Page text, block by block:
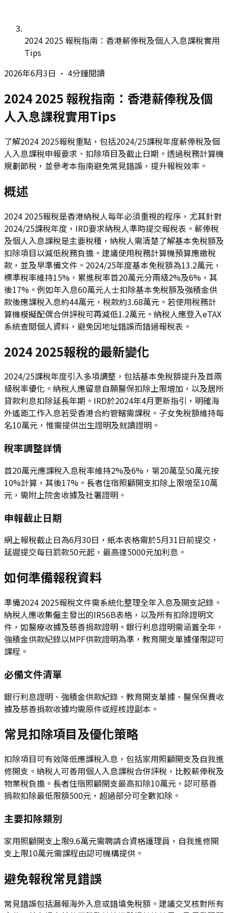
2024 2025 報稅指南：香港薪俸稅及個人入息課稅實用
Tips
2026年6月3日 • 4分鐘閱讀
2024 2025 報稅指南：香港薪俸稅及個
人入息課稅實用Tips
了解2024 2025報稅重點，包括2024/25課稅年度薪俸稅及個
人入息課稅申報要求、扣除項目及截止日期。透過稅務計算機
規劃節稅，並參考本指南避免常見錯誤，提升報稅效率。
概述
2024 2025報稅是香港納稅人每年必須重視的程序，尤其針對
2024/25課稅年度，IRD要求納稅人準時提交報稅表。薪俸稅
及個人入息課稅是主要稅種，納稅人需清楚了解基本免稅額及
扣除項目以減低稅務負擔。建議使用稅務計算機預算應繳稅
款，並及早準備文件。2024/25年度基本免稅額為13.2萬元，
標準稅率維持15%，累進稅率首20萬元分兩級2%及6%，其
後17%。例如年入息60萬元人士扣除基本免稅額及強積金供
款後應課稅入息約44萬元，稅款約3.68萬元。若使用稅務計
算機模擬配偶合併評稅可再減低1.2萬元。納稅人應登入eTAX
系統查閱個人資料，避免因地址錯誤而錯過報稅表。
2024 2025報稅的最新變化
2024/25課稅年度引入多項調整，包括基本免稅額提升及首兩
級稅率優化。納稅人應留意自願醫保扣除上限增加，以及居所
貸款利息扣除延長年期。IRD於2024年4月更新指引，明確海
外遙距工作入息若受香港合約管轄需課稅。子女免稅額維持每
名10萬元，惟需提供出生證明及就讀證明。
稅率調整詳情
首20萬元應課稅入息稅率維持2%及6%，第20萬至50萬元按
10%計算，其後17%。長者住宿照顧開支扣除上限增至10萬
元，需附上院舍收據及社署證明。
申報截止日期
網上報稅截止日為6月30日，紙本表格需於5月31日前提交，
延遲提交每日罰款50元起，最高達5000元加利息。
如何準備報稅資料
準備2024 2025報稅文件需系統化整理全年入息及開支記錄。
納稅人應收集僱主發出的IR56B表格，以及所有扣除證明文
件，如醫療收據及慈善捐款證明。銀行利息證明需涵蓋全年，
強積金供款紀錄以MPF供款證明為準，教育開支單據僅限認可
課程。
必備文件清單
銀行利息證明、強積金供款紀錄、教育開支單據、醫保保費收
據及慈善捐款收據均需原件或經核證副本。
常見扣除項目及優化策略
扣除項目可有效降低應課稅入息，包括家用照顧開支及自我進
修開支。納稅人可善用個人入息課稅合併評稅，比較薪俸稅及
物業稅負擔。長者住宿照顧開支最高扣除10萬元，認可慈善
捐款扣除最低限額500元，超過部分可全數扣除。
主要扣除類別
家用照顧開支上限9.6萬元需聘請合資格護理員，自我進修開
支上限10萬元需課程由認可機構提供。
避免報稅常見錯誤
常見錯誤包括漏報海外入息或錯填免稅額。建議交叉核對所有